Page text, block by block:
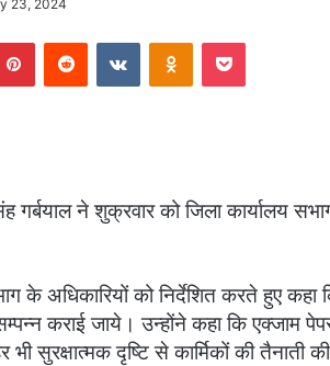
23, 2024
PinterestReddit VKontakteOdnoklassniki
Pocket
गर्बयाल ने शुक्रवार को जिला कार्यालय
के अधिकारियों को निर्देशित करते हुए कहा कि
कराई जाये। उन्होंने कहा कि एक्जाम
सुरक्षात्मक दृष्टि से कार्मिकों की तैनाती